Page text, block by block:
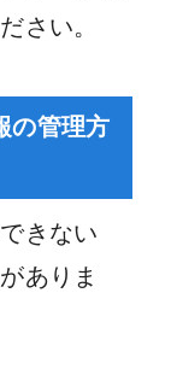
さい。
の管理方
きない
ありま